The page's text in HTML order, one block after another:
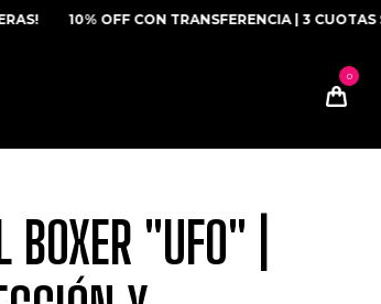
10% OFF CON TRANSFERENCIA | 3 CUOTAS S/
BOXER "UFO" |